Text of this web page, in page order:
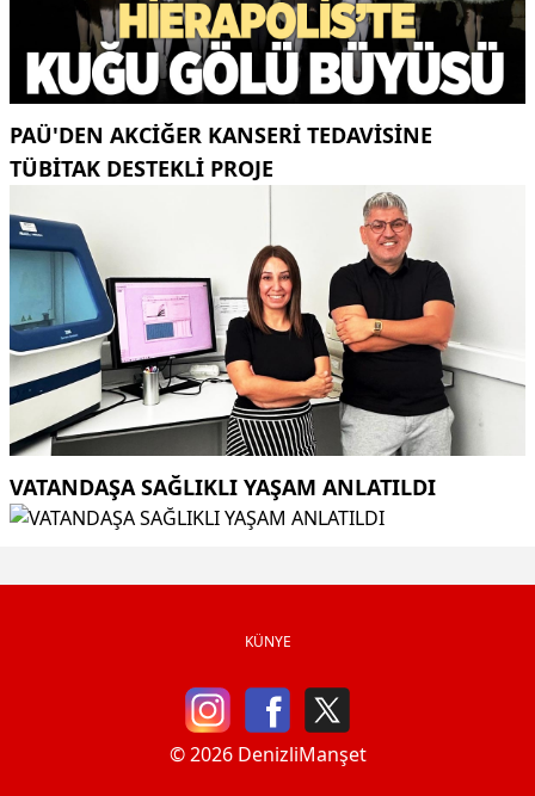
PAÜ'DEN AKCİĞER KANSERİ TEDAVİSİNE
TÜBİTAK DESTEKLİ PROJE
VATANDAŞA SAĞLIKLI YAŞAM ANLATILDI
KÜNYE
© 2026 DenizliManşet